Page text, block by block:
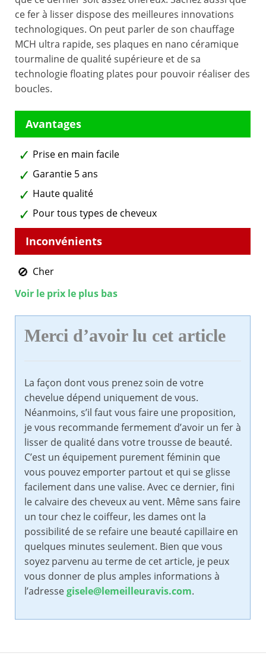
ce fer à lisser dispose des meilleures innovations
technologiques. On peut parler de son chauffage
MCH ultra rapide, ses plaques en nano céramique
tourmaline de qualité supérieure et de sa
technologie floating plates pour pouvoir réaliser des
boucles.
Prise en main facile
Garantie 5 ans
Haute qualité
Pour tous types de cheveux
Cher
Voir le prix le plus bas
Merci d’avoir lu cet article
La façon dont vous prenez soin de votre
chevelue dépend uniquement de vous.
Néanmoins, s’il faut vous faire une proposition,
je vous recommande fermement d’avoir un fer à
lisser de qualité dans votre trousse de beauté.
C’est un équipement purement féminin que
vous pouvez emporter partout et qui se glisse
facilement dans une valise. Avec ce dernier, fini
le calvaire des cheveux au vent. Même sans faire
un tour chez le coiffeur, les dames ont la
possibilité de se refaire une beauté capillaire en
quelques minutes seulement. Bien que vous
soyez parvenu au terme de cet article, je peux
vous donner de plus amples informations à
l’adressegisele@lemeilleuravis.com.